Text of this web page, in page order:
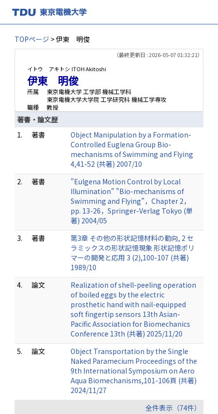
TOPページ > 伊東 明俊
（最終更新日 : 2026-05-07 01:32:21）
イトウ アキトシ ITOH Akitoshi
伊東 明俊
所属
東京電機大学 工学部 機械工学科
東京電機大学大学院 工学研究科 機械工学専攻
職種
教授
著書・論文歴
1.
著書
Object Manipulation by a Formation-
Controlled Euglena Group Bio-
mechanisms of Swimming and Flying
4,41-52 (共著) 2007/10
2.
著書
”Eulgena Motion Control by Local
Illumination” ”Bio-mechanisms of
Swimming and Flying”，Chapter 2，
pp. 13-26，Springer-Verlag Tokyo (単
著) 2004/05
3.
著書
第3章 その他の形状記憶材料の動向, 2 セ
ラミックスの形状記憶現象 形状記憶ポリ
マーの開発と応用 3 (2),100-107 (共著)
1989/10
4.
論文
Realization of shell-peeling operation
of boiled eggs by the electric
prosthetic hand with nail-equipped
soft fingertip sensors 13th Asian-
Pacific Association for Biomechanics
Conference 13th (共著) 2025/11/20
5.
論文
Object Transportation by the Single
Naked Paramecium Proceedings of the
9th International Symposium on Aero
Aqua Biomechanisms,101-106頁 (共著)
2024/11/27
全件表示（74件）